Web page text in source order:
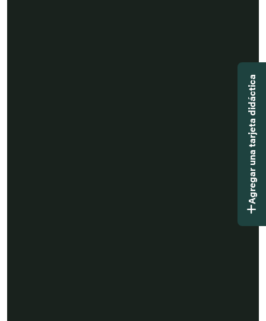
Agregar una tarjeta didáctica